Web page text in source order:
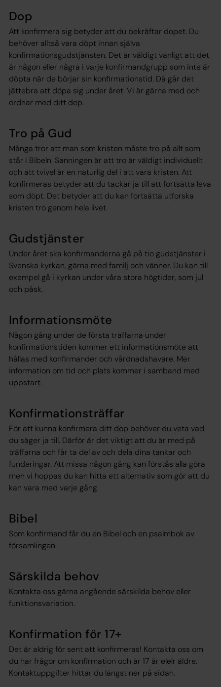
Dop
Att konfirmera sig betyder att du bekräftar dopet. Du
behöver alltså vara döpt innan själva
konfirmationsgudstjänsten. Det är väldigt vanligt att det
är någon eller några i varje konfirmandgrupp som inte är
döpta när de börjar sin konfirmationstid. Då går det
jättebra att döpa sig under året. Vi är gärna med och
ordnar med ditt dop.
Tro på Gud
Många tror att man som kristen måste tro på allt som
står i Bibeln. Sanningen är att tro är väldigt individuellt
och att tvivel är en naturlig del i att vara kristen. Att
konfirmeras betyder att du tackar ja till att fortsätta leva
som döpt. Det betyder att du kan fortsätta utforska
kristen tro genom hela livet.
Gudstjänster
Under året ska konfirmanderna gå på tio gudstjänster i
Svenska kyrkan, gärna med familj och vänner. Du kan till
exempel gå i kyrkan under våra stora högtider, som jul
och påsk.
Informationsmöte
Någon gång under de första träffarna under
konfirmationstiden kommer ett informationsmöte att
hållas med konfirmander och vårdnadshavare. Mer
information om tid och plats kommer i samband med
uppstart.
Konfirmationsträffar
För att kunna konfirmera ditt dop behöver du veta vad
du säger ja till. Därför är det viktigt att du är med på
träffarna och får ta del av och dela dina tankar och
funderingar. Att missa någon gång kan förstås alla göra
men vi hoppas du kan hitta ett alternativ som gör att du
kan vara med varje gång.
Bibel
Som konfirmand får du en Bibel och en psalmbok av
församlingen.
Särskilda behov
Kontakta oss gärna angående särskilda behov eller
funktionsvariation.
Konfirmation för 17+
Det är aldrig för sent att konfirmeras! Kontakta oss om
du har frågor om konfirmation och är 17 år elelr äldre.
Kontaktuppgifter hittar du längst ner på sidan.